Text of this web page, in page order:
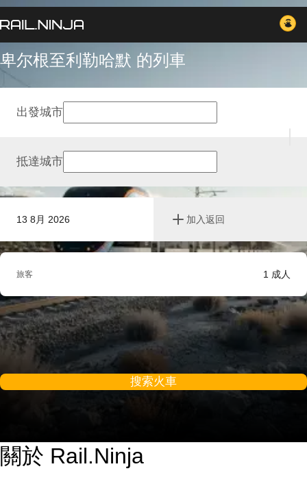
卑尔根至利勒哈默 的列車
13 8月 2026 加入返回
出發城市
抵達城市
旅客 1 成人
搜索火車
關於 Rail.Ninja